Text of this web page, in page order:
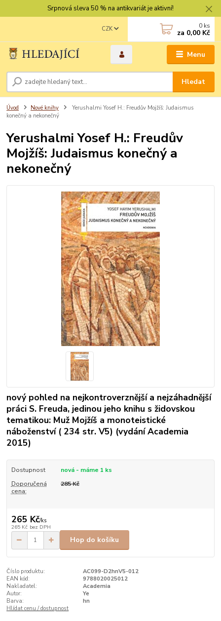
Srpnová sleva 50 % na antikvariát je aktivní!
Menu
CZK
Hledat
0 ks
za 0,00 Kč
Úvod Nové knihy
Yerushalmi Yosef H.: Freudův Mojžíš: Judaismus
konečný a nekonečný
Yerushalmi Yosef H.: Freudův
Mojžíš: Judaismus konečný a
nekonečný
nový pohled na nejkontroverznější a nejzáhadnější
práci S. Freuda, jedinou jeho knihu s židovskou
tematikou: Muž Mojžíš a monoteistické
náboženství ( 234 str. V5) (vydání Academia
2015)
Dostupnost
nová - máme 1 ks
Doporučená
cena:
285 Kč
265 Kč/ks
265 Kč bez DPH
Hop do košíku
Číslo produktu:
AC099-D2hnV5-012
EAN kód:
9788020025012
Nakladatel:
Academia
Autor:
Ye
Barva:
hn
Hlídat cenu / dostupnost